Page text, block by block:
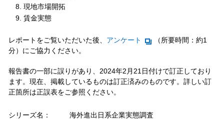
現地市場開拓
賃金実態
レポートをご覧いただいた後、 アンケート
（所要時間：約1
分）にご協力ください。
報告書の一部に誤りがあり、2024年2月21日付けで訂正しており
ます。現在、掲載しているものは訂正済みのものです。詳しい訂
正箇所は正誤表をご参照ください。
シリーズ名： 海外進出日系企業実態調査